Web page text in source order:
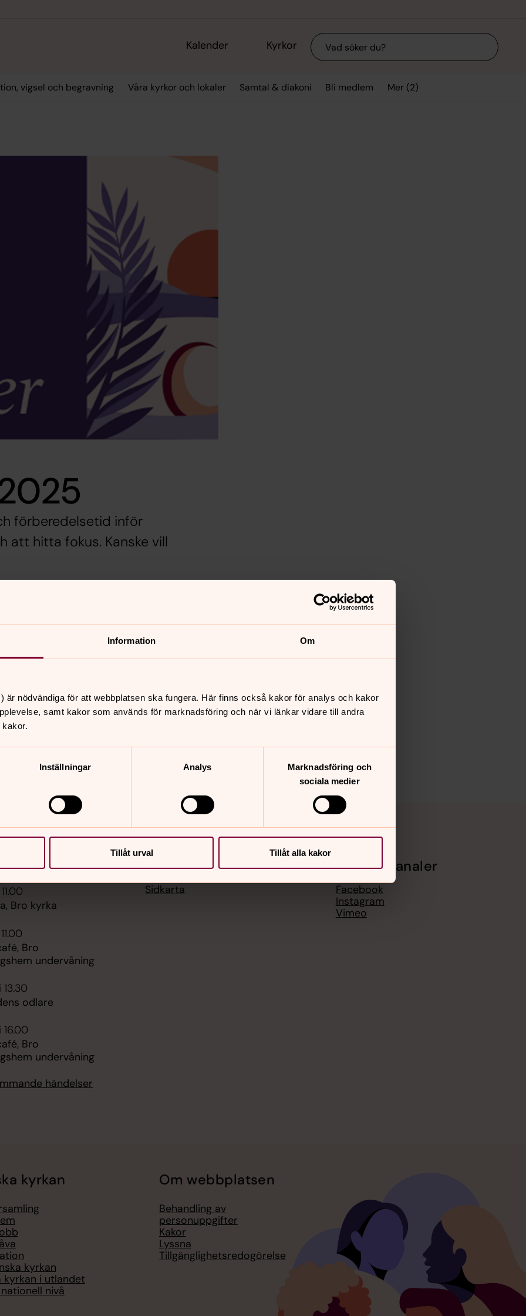
Information Om
är nödvändiga för att webbplatsen ska fungera. Här finns också kakor för analys och kakor
samt kakor som används för marknadsföring och när vi länkar vidare till andra
Inställningar Analys
Marknadsföring och
sociala medier
Tillåt urval Tillåt alla kakor
Kalender Kyrkor Sök
vigsel och begravning Våra kyrkor och lokaler Samtal & diakoni Bli medlem Mer (2)
förberedelsetid inför
att hitta fokus. Kanske vill
Bro kyrka
Bro
undervåning
odlare
16.00
Bro
undervåning
händelser
Hitta snabbt
Sidkarta
Sociala kanaler
Facebook
Instagram
Vimeo
kyrkan
kyrkan
kyrkan i utlandet
nivå
Om webbplatsen
Behandling av
personuppgifter
Kakor
Lyssna
Tillgänglighetsredogörelse